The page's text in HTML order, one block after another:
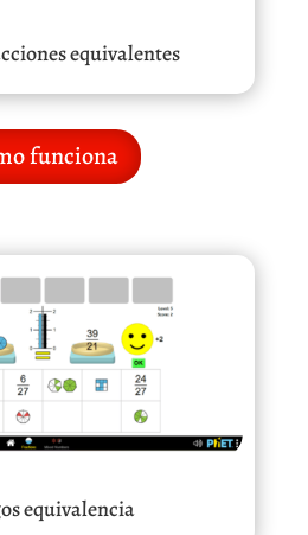
equivalentes
funciona
equivalencia